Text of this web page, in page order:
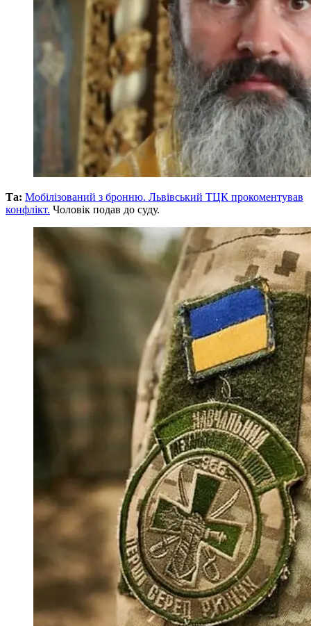
Та: Мобілізований з бронню. Львівський ТЦК прокоментував
конфлікт. Чоловік подав до суду.